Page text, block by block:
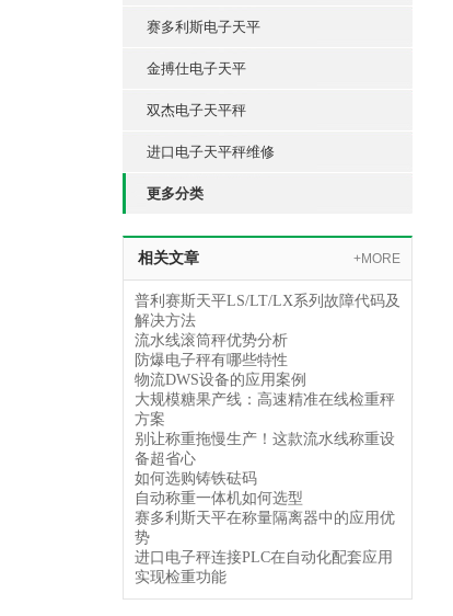
赛多利斯电子天平
金搏仕电子天平
双杰电子天平秤
进口电子天平秤维修
更多分类
相关文章 +MORE
普利赛斯天平LS/LT/LX系列故障代码及
解决方法
流水线滚筒秤优势分析
防爆电子秤有哪些特性
物流DWS设备的应用案例
大规模糖果产线：高速精准在线检重秤
方案
别让称重拖慢生产！这款流水线称重设
备超省心
如何选购铸铁砝码
自动称重一体机如何选型
赛多利斯天平在称量隔离器中的应用优
势
进口电子秤连接PLC在自动化配套应用
实现检重功能